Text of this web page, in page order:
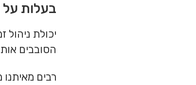
בעלות על
יכולת
הסובבים
רבים מאיתנו